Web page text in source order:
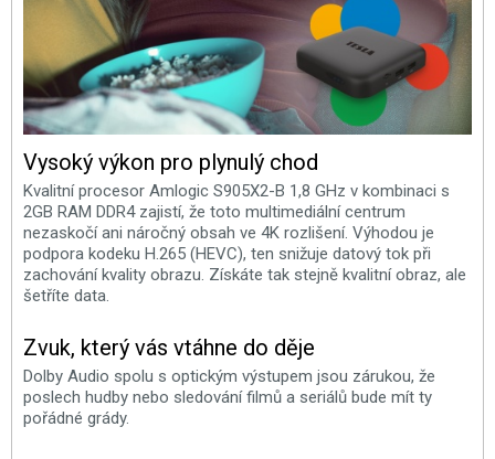
Vysoký výkon pro plynulý chod
Kvalitní procesor Amlogic S905X2-B 1,8 GHz v kombinaci s
2GB RAM DDR4 zajistí, že toto multimediální centrum
nezaskočí ani náročný obsah ve 4K rozlišení. Výhodou je
podpora kodeku H.265 (HEVC), ten snižuje datový tok při
zachování kvality obrazu. Získáte tak stejně kvalitní obraz, ale
šetříte data.
Zvuk, který vás vtáhne do děje
Dolby Audio spolu s optickým výstupem jsou zárukou, že
poslech hudby nebo sledování filmů a seriálů bude mít ty
pořádné grády.